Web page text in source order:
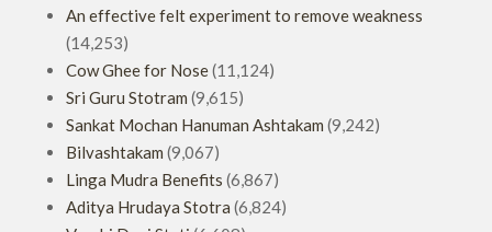
An effective felt experiment to remove weakness
(14,253)
Cow Ghee for Nose(11,124)
Sri Guru Stotram (9,615)
Sankat Mochan Hanuman Ashtakam (9,242)
Bilvashtakam (9,067)
Linga Mudra Benefits (6,867)
Aditya Hrudaya Stotra (6,824)